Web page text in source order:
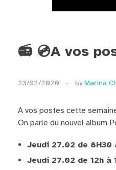
📻 💿A vos
23/02/2020 by Marina
A vos postes cette
On parle du nouvel album
Jeudi 27.02 de 8H30
Jeudi 27.02 de 12h à